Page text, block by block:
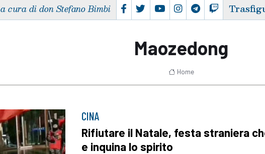
a cura di don Stefano Bimbi
Maozedong
Home
CINA
Rifiutare il Natale, festa straniera
e inquina lo spirito